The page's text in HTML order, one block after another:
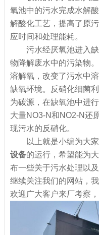
氧池中的污水完成水解
解酸化工艺，提高了原
应时间和处理能耗。
污水经厌氧池进入缺
物降解废水中的污染物
溶解氧，改变了污水中
缺氧环境。反硝化细菌
为碳源，在缺氧池中进
大量NO3-N和NO2-N还
现污水的反硝化。
以上就是小编为大家
设备的运行，希望能为
布一些关于污水处理以
继续关注我们的网站，
欢迎广大客户来厂考察，